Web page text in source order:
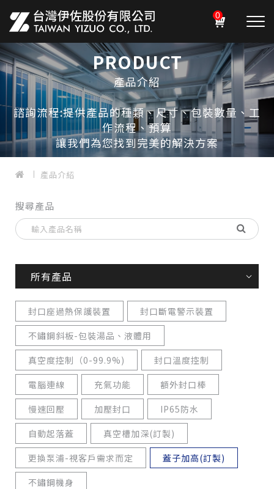
0
PRODUCT
產品介紹
諮詢流程:提供產品的種類、尺寸、包裝數量、工
作流程、預算
讓我們為您找到完美的解決方案
產品介紹
搜尋產品
所有產品
封口座過熱保護裝置
封口斷電警示裝置
不鏽鋼斜板-包裝湯品、液體用
真空度控制（0-99.9%)
封口溫度控制
電腦連線
充氣功能
額外封口棒
慢速回壓
加壓封口
IP65防水
自動起落蓋
真空槽加深(訂製)
更換泵浦-視客戶需求而定
蓋子加高(訂製)
不鏽鋼機身